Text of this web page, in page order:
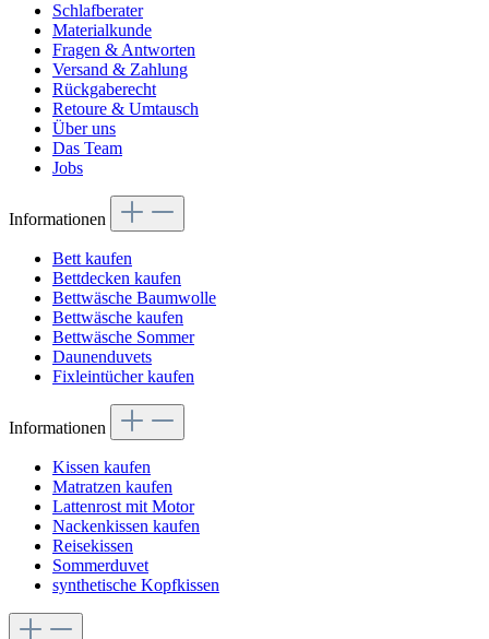
Schlafberater
Materialkunde
Fragen & Antworten
Versand & Zahlung
Rückgaberecht
Retoure & Umtausch
Über uns
Das Team
Jobs
Informationen
Bett kaufen
Bettdecken kaufen
Bettwäsche Baumwolle
Bettwäsche kaufen
Bettwäsche Sommer
Daunenduvets
Fixleintücher kaufen
Informationen
Kissen kaufen
Matratzen kaufen
Lattenrost mit Motor
Nackenkissen kaufen
Reisekissen
Sommerduvet
synthetische Kopfkissen